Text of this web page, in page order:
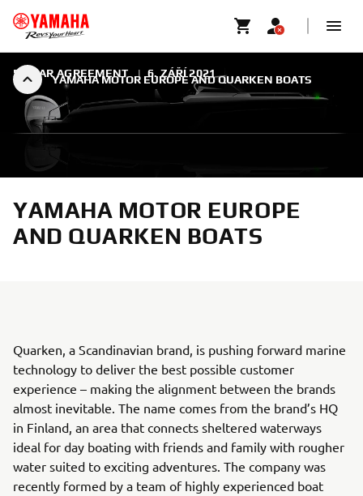
YAMAHA MOTOR EUROPE AND QUARKEN BOATS
5-YEAR AGREEMENT | 6. ZÁŘÍ 2021
YAMAHA MOTOR EUROPE
AND QUARKEN BOATS
Quarken, a Scandinavian brand, is pushing forward marine
technology to deliver the best possible customer
experience – making the alignment between the brands
almost inevitable. The name comes from the brand’s HQ
in Finland, an area that connects sheltered waterways
ideal for day boating with friends and family with rougher
water suited to exciting adventures. The company was
recently formed by a team of highly experienced boat